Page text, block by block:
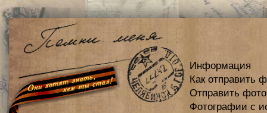
Информация
Как отправить
Отправить
Фотографии с